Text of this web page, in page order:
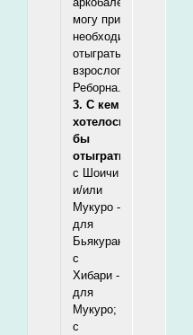
могу при
необходимости
отыграть
взрослого
Реборна.
3. С кем
хотелось
бы
отыграть:
с Шоичи
и/или
Мукуро -
для
Бьякурана;
с
Хибари -
для
Мукуро;
с